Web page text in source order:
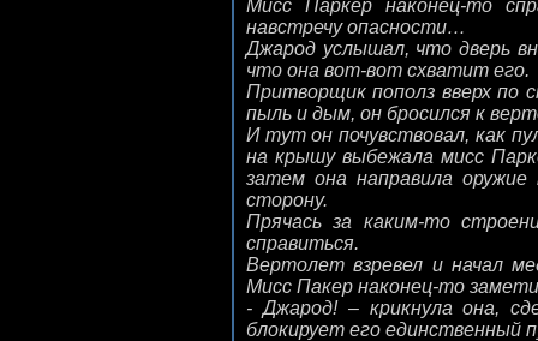
Мисс Паркер наконец-то
навстречу опасности…
Джарод услышал, что дверь
что она вот-вот схватит его.
Притворщик пополз вверх по
пыль и дым, он бросился к
И тут он почувствовал, как
на крышу выбежала мисс
затем она направила
сторону.
Прячась за каким-то
справиться.
Вертолет взревел и начал
Мисс Пакер наконец-то
- Джарод! – крикнула она,
блокирует его единственный